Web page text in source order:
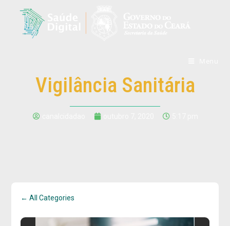
Vigilância Sanitária
← All Categories